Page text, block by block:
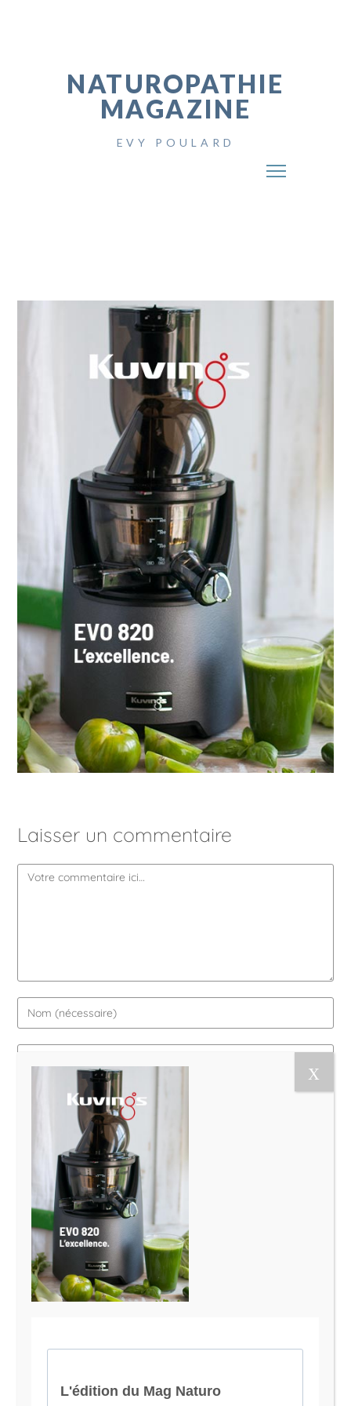
NATUROPATHIE
MAGAZINE
EVY POULARD
Laisser un commentaire
Le Magazine Naturo
Je suis Evy, Naturopathe spécialisée dans
l’accompagnement des femmes en préménopause et
ménopause